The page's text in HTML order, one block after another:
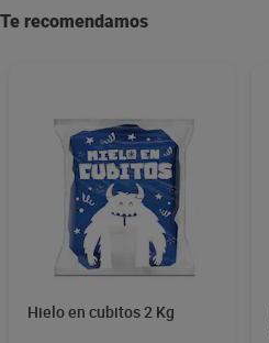
Te recomendamos
Hielo en cubitos 2 Kg